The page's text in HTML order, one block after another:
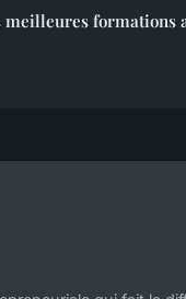
meilleures formations